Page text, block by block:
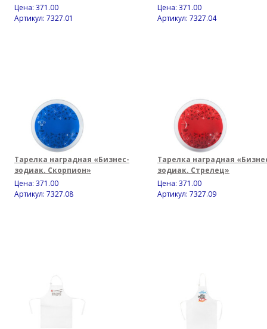
Цена: 371.00
Артикул: 7327.01
Цена: 371.00
Артикул: 7327.04
Тарелка наградная «Бизнес-
зодиак. Скорпион»
Цена: 371.00
Артикул: 7327.08
Тарелка наградная
зодиак. Стрелец»
Цена: 371.00
Артикул: 7327.09